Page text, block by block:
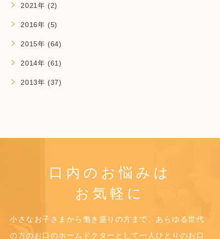
2021年 (2)
2016年 (5)
2015年 (64)
2014年 (61)
2013年 (37)
口内のお悩みは
お気軽に
小さなお子さまから働き盛りの方まで、あらゆる世代
の方のお口のホームドクターとして一人ひとりのお口